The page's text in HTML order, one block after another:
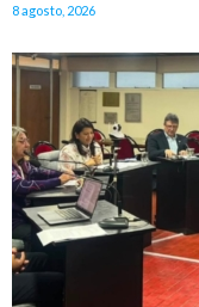
8 agosto, 2026